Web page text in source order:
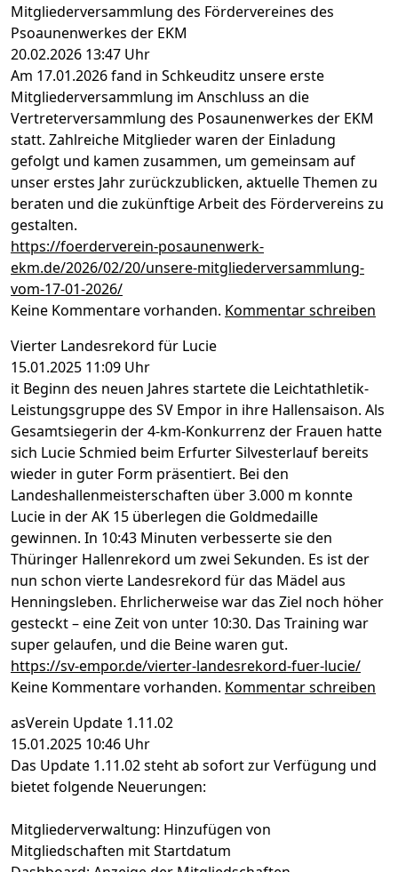
Mitgliederversammlung des Fördervereines des
Psoaunenwerkes der EKM
20.02.2026 13:47 Uhr
Am 17.01.2026 fand in Schkeuditz unsere erste
Mitgliederversammlung im Anschluss an die
Vertreterversammlung des Posaunenwerkes der EKM
statt. Zahlreiche Mitglieder waren der Einladung
gefolgt und kamen zusammen, um gemeinsam auf
unser erstes Jahr zurückzublicken, aktuelle Themen zu
beraten und die zukünftige Arbeit des Fördervereins zu
gestalten.
https://foerderverein-posaunenwerk-
ekm.de/2026/02/20/unsere-mitgliederversammlung-
vom-17-01-2026/
Keine Kommentare vorhanden. Kommentar schreiben
Vierter Landesrekord für Lucie
15.01.2025 11:09 Uhr
it Beginn des neuen Jahres startete die Leichtathletik-
Leistungsgruppe des SV Empor in ihre Hallensaison. Als
Gesamtsiegerin der 4-km-Konkurrenz der Frauen hatte
sich Lucie Schmied beim Erfurter Silvesterlauf bereits
wieder in guter Form präsentiert. Bei den
Landeshallenmeisterschaften über 3.000 m konnte
Lucie in der AK 15 überlegen die Goldmedaille
gewinnen. In 10:43 Minuten verbesserte sie den
Thüringer Hallenrekord um zwei Sekunden. Es ist der
nun schon vierte Landesrekord für das Mädel aus
Henningsleben. Ehrlicherweise war das Ziel noch höher
gesteckt – eine Zeit von unter 10:30. Das Training war
super gelaufen, und die Beine waren gut.
https://sv-empor.de/vierter-landesrekord-fuer-lucie/
Keine Kommentare vorhanden. Kommentar schreiben
asVerein Update 1.11.02
15.01.2025 10:46 Uhr
Das Update 1.11.02 steht ab sofort zur Verfügung und
bietet folgende Neuerungen:
Mitgliederverwaltung: Hinzufügen von
Mitgliedschaften mit Startdatum